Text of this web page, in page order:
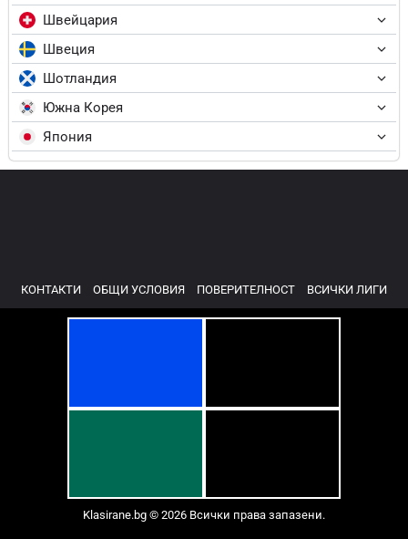
Швейцария
Швеция
Шотландия
Южна Корея
Япония
КОНТАКТИ ОБЩИ УСЛОВИЯ ПОВЕРИТЕЛНОСТ ВСИЧКИ ЛИГИ
Klasirane.bg © 2026 Всички права запазени.